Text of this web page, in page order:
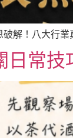
破解！八大行
日常